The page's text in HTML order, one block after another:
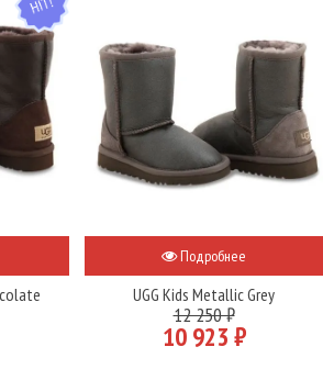
Подробнее
UGG Kids Metallic Grey
12 250 ₽
10 923 ₽